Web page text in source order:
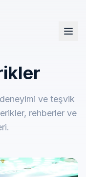
ve teşvik
rehberler ve